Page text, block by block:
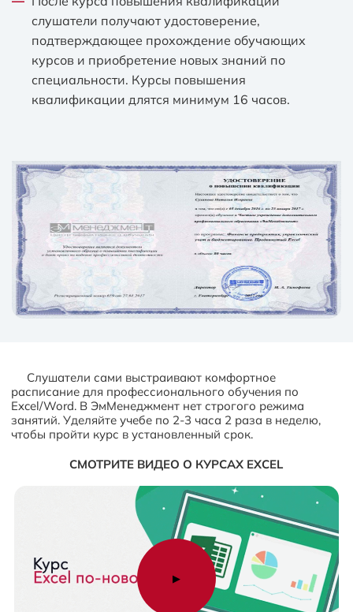
слушатели получают удостоверение,
подтверждающее прохождение обучающих
курсов и приобретение новых знаний по
специальности. Курсы повышения
квалификации длятся минимум 16 часов.
Слушатели сами выстраивают комфортное
расписание для профессионального обучения по
Excel/Word. В ЭмМенеджмент нет строгого режима
занятий. Уделяйте учебе по 2-3 часа 2 раза в неделю,
чтобы пройти курс в установленный срок.
СМОТРИТЕ ВИДЕО О КУРСАХ EXCEL
▶